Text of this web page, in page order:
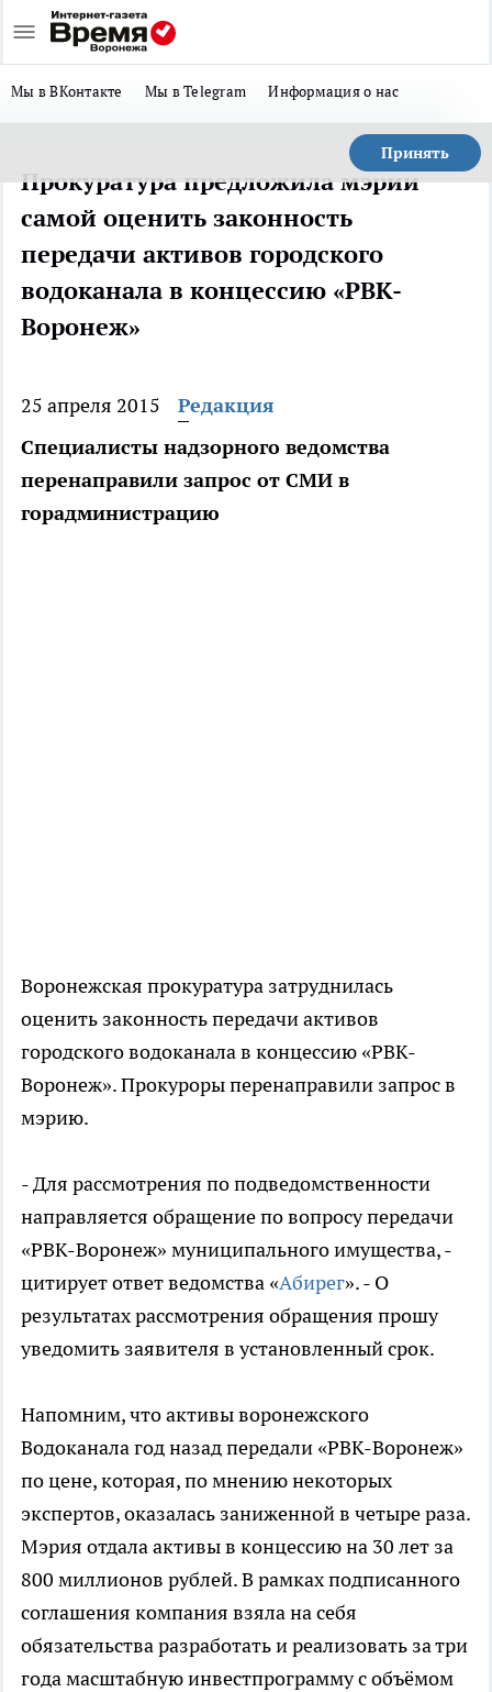
Мы в ВКонтакте Мы в Telegram Информация о нас
Принять
Прокуратура предложила мэрии
самой оценить законность
передачи активов городского
водоканала в концессию «РВК-
Воронеж»
25 апреля 2015
Редакция
Специалисты надзорного ведомства
перенаправили запрос от СМИ в
горадминистрацию
Воронежская прокуратура затруднилась
оценить законность передачи активов
городского водоканала в концессию «РВК-
Воронеж». Прокуроры перенаправили запрос в
мэрию.
- Для рассмотрения по подведомственности
направляется обращение по вопросу передачи
«РВК-Воронеж» муниципального имущества, -
цитирует ответ ведомства «Абирег». - О
результатах рассмотрения обращения прошу
уведомить заявителя в установленный срок.
Напомним, что активы воронежского
Водоканала год назад передали «РВК-Воронеж»
по цене, которая, по мнению некоторых
экспертов, оказалась заниженной в четыре раза.
Мэрия отдала активы в концессию на 30 лет за
800 миллионов рублей. В рамках подписанного
соглашения компания взяла на себя
обязательства разработать и реализовать за три
года масштабную инвестпрограмму с объёмом